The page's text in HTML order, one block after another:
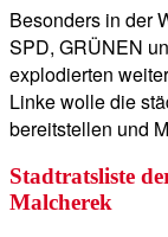
Besonders in der
SPD, GRÜNEN
explodierten
Linke wolle die
bereitstellen und
Stadtratsliste
Malcherek